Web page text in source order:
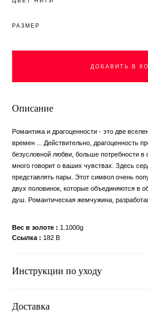
РАЗМЕР
ДОБАВИТЬ В
Описание
Романтика и драгоценности - это две
времен ... Действительно, драгоценность
безусловной любви, больше потребности в
много говорит о ваших чувствах. Здесь
представлять пары. Этот символ очень
двух половинок, которые объединяются в
душ. Романтическая жемчужина,
Вес в золоте
1.1000g
Ссылка
182 B
Инструкции по уходу
Доставка